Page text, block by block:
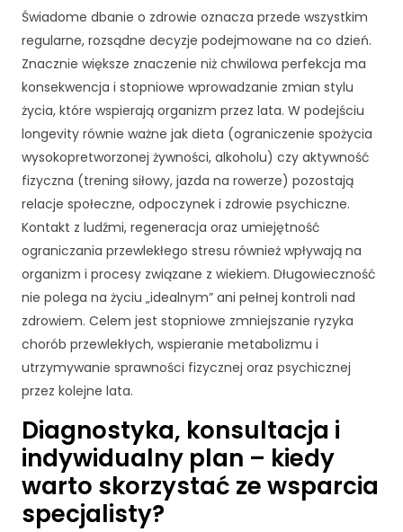
Świadome dbanie o zdrowie oznacza przede wszystkim
regularne, rozsądne decyzje podejmowane na co dzień.
Znacznie większe znaczenie niż chwilowa perfekcja ma
konsekwencja i stopniowe wprowadzanie zmian stylu
życia, które wspierają organizm przez lata. W podejściu
longevity równie ważne jak dieta (ograniczenie spożycia
wysokopretworzonej żywności, alkoholu) czy aktywność
fizyczna (trening siłowy, jazda na rowerze) pozostają
relacje społeczne, odpoczynek i zdrowie psychiczne.
Kontakt z ludźmi, regeneracja oraz umiejętność
ograniczania przewlekłego stresu również wpływają na
organizm i procesy związane z wiekiem. Długowieczność
nie polega na życiu „idealnym” ani pełnej kontroli nad
zdrowiem. Celem jest stopniowe zmniejszanie ryzyka
chorób przewlekłych, wspieranie metabolizmu i
utrzymywanie sprawności fizycznej oraz psychicznej
przez kolejne lata.
Diagnostyka, konsultacja i
indywidualny plan – kiedy
warto skorzystać ze wsparcia
specjalisty?
j.
S
t
t
y
st
y
A
b
y
ś
y
m
o
i
o
p
a